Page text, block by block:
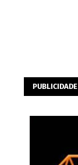
PUBLICIDADE